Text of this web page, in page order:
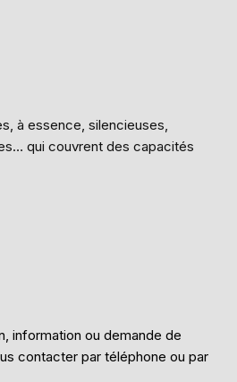
à essence, silencieuses,
qui couvrent des capacités
information ou demande de
contacter par téléphone ou par